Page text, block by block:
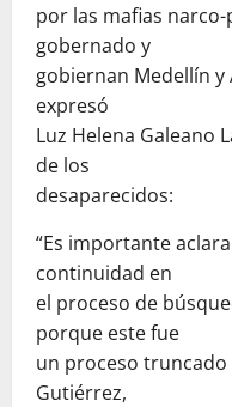
por las mafias
gobernado y
gobiernan Medellín
expresó
Luz Helena Galeano
de los
desaparecidos:
“Es importante
continuidad en
el proceso de
porque este fue
un proceso truncado
Gutiérrez,